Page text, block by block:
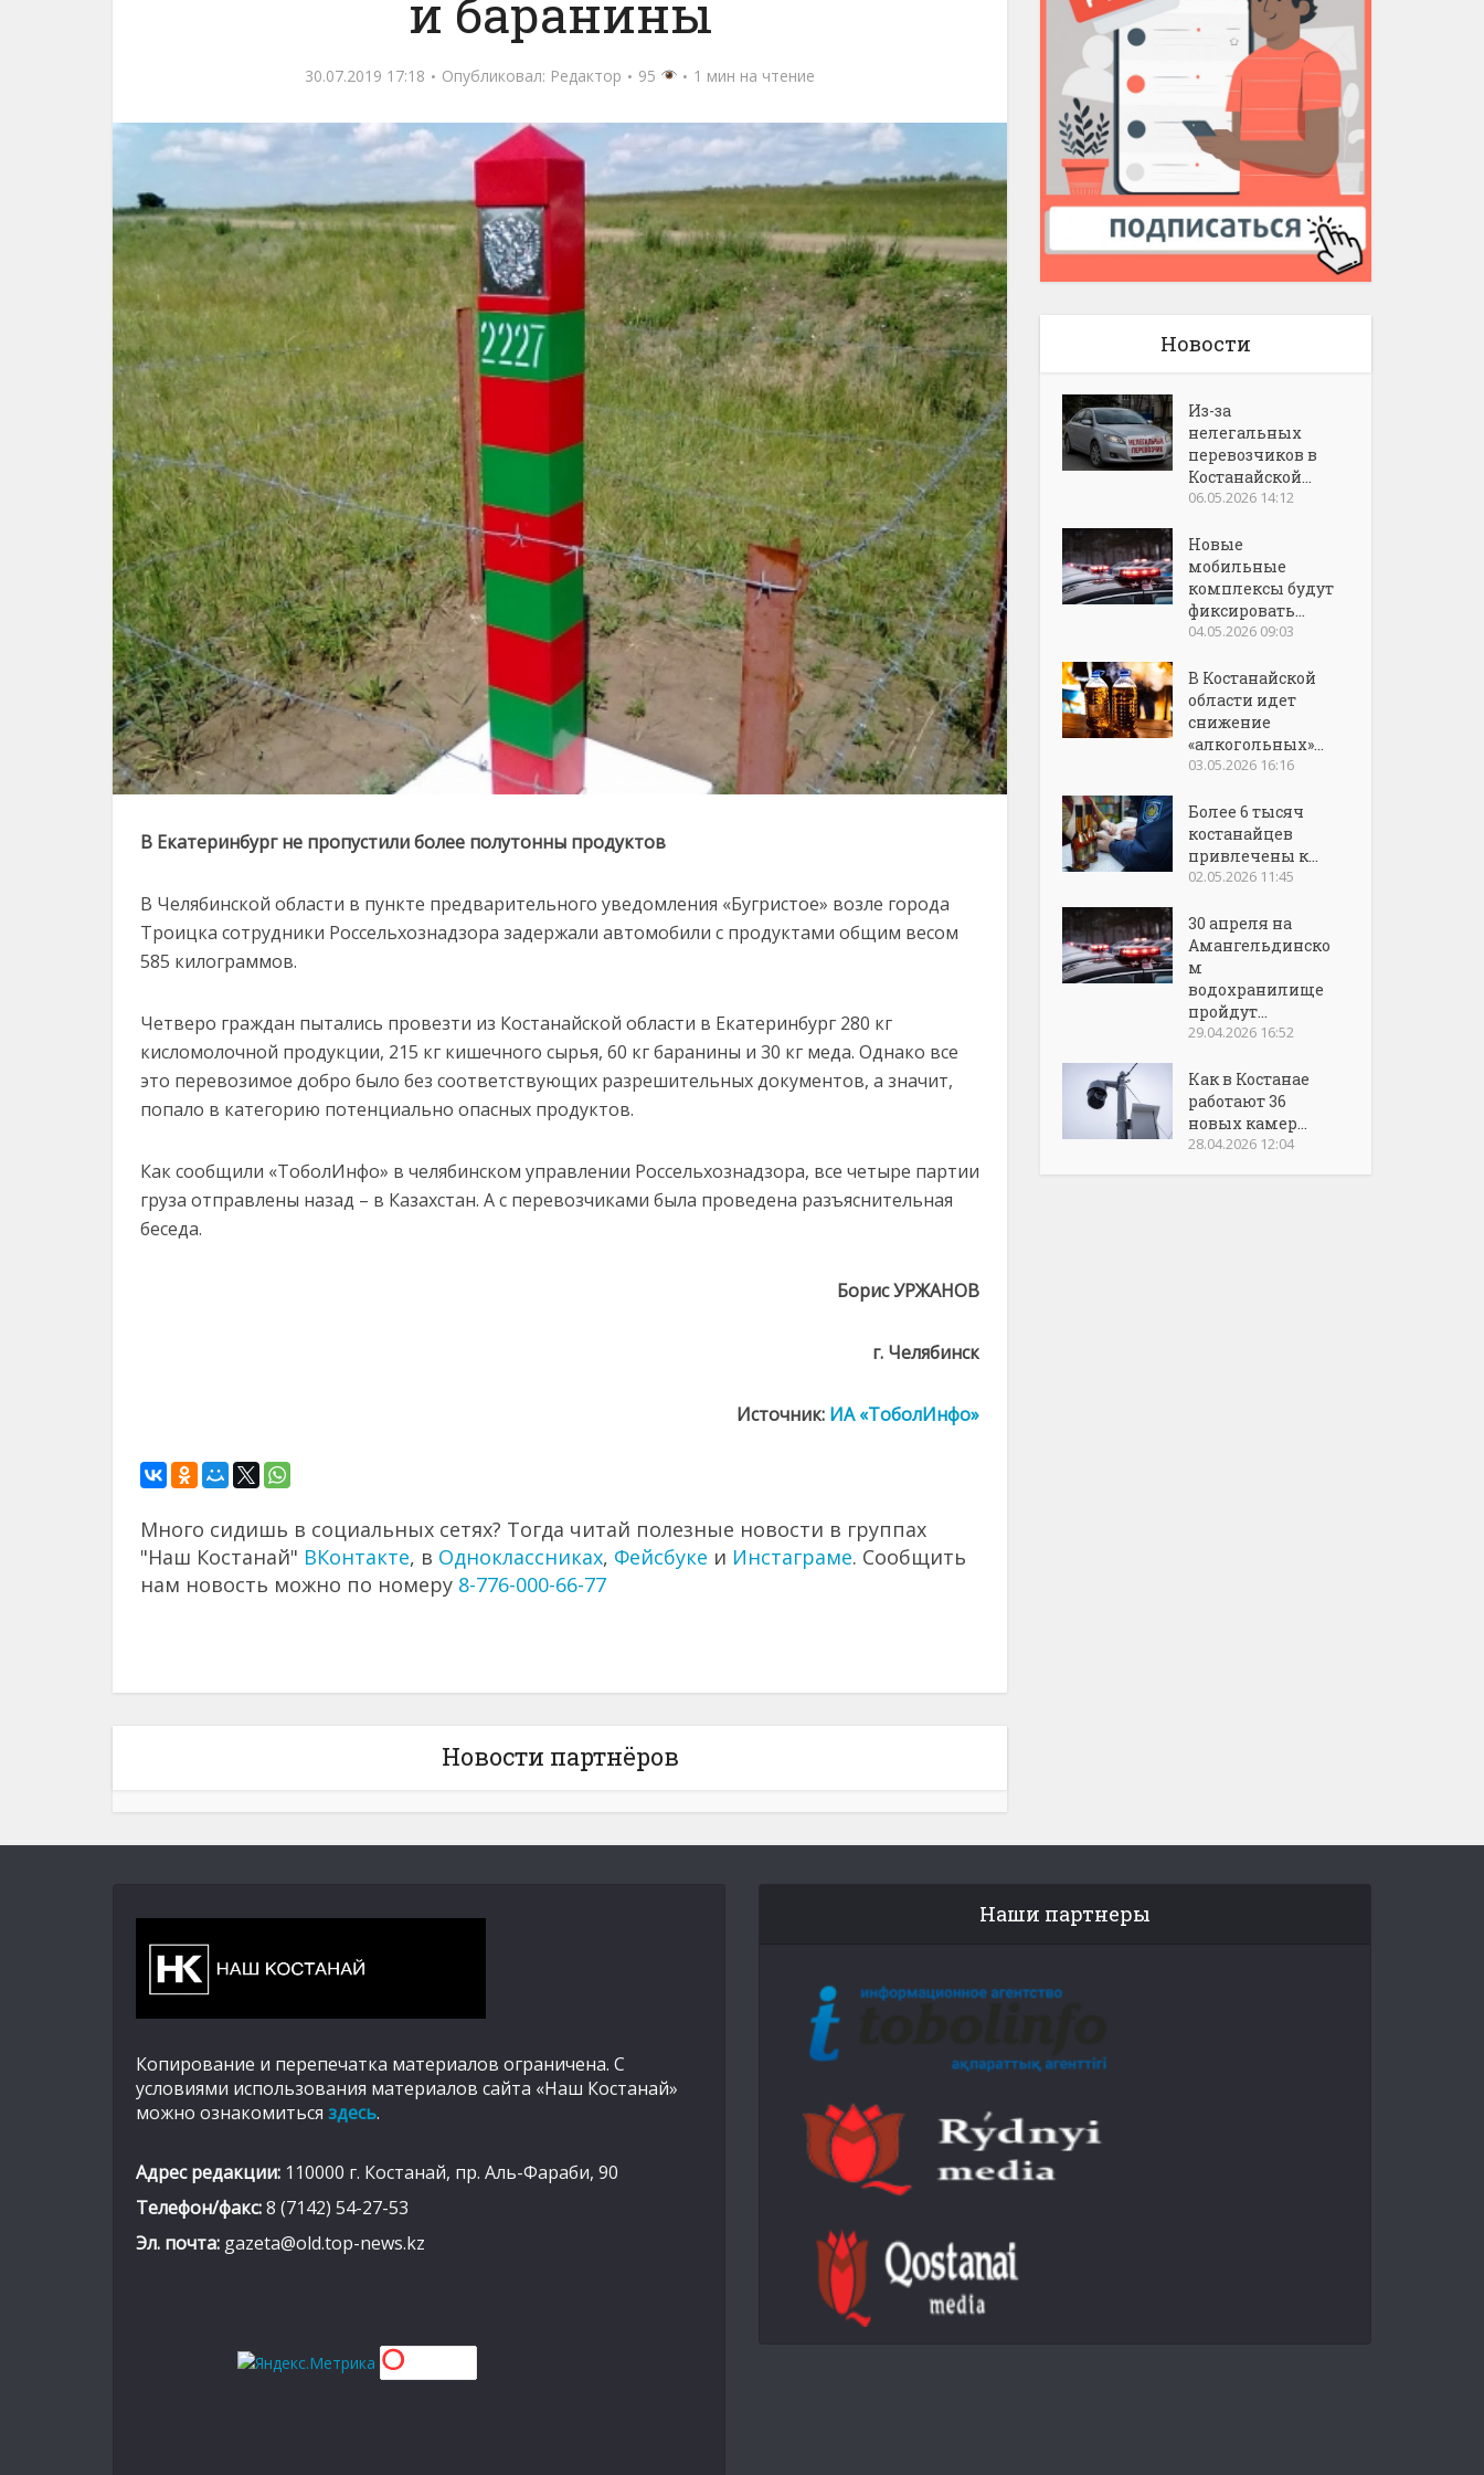
и баранины
30.07.2019 17:18 Опубликовал: Редактор 95 1 мин на чтение
В Екатеринбург не пропустили более полутонны продуктов
В Челябинской области в пункте предварительного уведомления «Бугристое» возле города
Троицка сотрудники Россельхознадзора задержали автомобили с продуктами общим весом
585 килограммов.
Четверо граждан пытались провезти из Костанайской области в Екатеринбург 280 кг
кисломолочной продукции, 215 кг кишечного сырья, 60 кг баранины и 30 кг меда. Однако все
это перевозимое добро было без соответствующих разрешительных документов, а значит,
попало в категорию потенциально опасных продуктов.
Как сообщили «ТоболИнфо» в челябинском управлении Россельхознадзора, все четыре партии
груза отправлены назад – в Казахстан. А с перевозчиками была проведена разъяснительная
беседа.
Борис УРЖАНОВ
г. Челябинск
Источник: ИА «ТоболИнфо»
Много сидишь в социальных сетях? Тогда читай полезные новости в группах
"Наш Костанай" ВКонтакте, в Одноклассниках, Фейсбуке и Инстаграме. Сообщить
нам новость можно по номеру 8-776-000-66-77
Новости партнёров
Новости
Из-за
нелегальных
перевозчиков в
Костанайской...
06.05.2026 14:12
Новые
мобильные
комплексы будут
фиксировать...
04.05.2026 09:03
В Костанайской
области идет
снижение
«алкогольных»...
03.05.2026 16:16
Более 6 тысяч
костанайцев
привлечены к...
02.05.2026 11:45
30 апреля на
Амангельдинско
м
водохранилище
пройдут...
29.04.2026 16:52
Как в Костанае
работают 36
новых камер...
28.04.2026 12:04
Копирование и перепечатка материалов ограничена. С
условиями использования материалов сайта «Наш Костанай»
можно ознакомиться здесь.
Адрес редакции: 110000 г. Костанай, пр. Аль-Фараби, 90
Телефон/факс:8 (7142) 54-27-53
Эл. почта: gazeta@old.top-news.kz
Наши партнеры